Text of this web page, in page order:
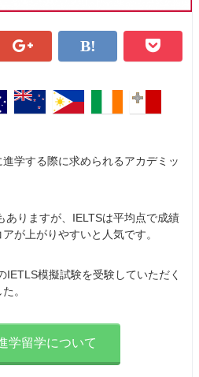
学する際に求められるアカデミッ
ありますが、IELTSは平均点で成績
が上がりやすいと人気です。
模擬試験を受験していただく
。
学留学について